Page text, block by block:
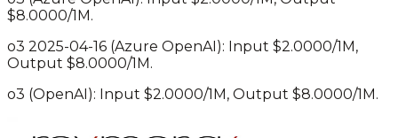
$8.0000/1M.
o3 2025-04-16 (Azure OpenAI): Input $2.0000/1M,
Output $8.0000/1M.
o3 (OpenAI): Input $2.0000/1M, Output $8.0000/1M.